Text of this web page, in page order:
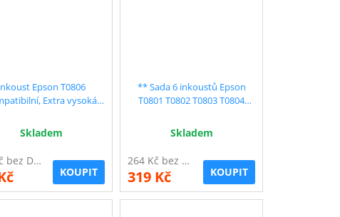
Epson T0806
Extra vysoká
ml !!
Skladem
49 Kč bez DPH
KOUPIT
** Sada 6 inkoustů Epson
T0801 T0802 T0803 T0804
Skladem
264 Kč bez DPH
319 Kč KOUPIT